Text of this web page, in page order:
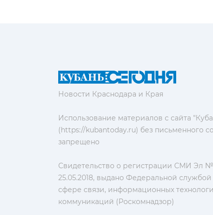
Новости Краснодара и Края
Использование материалов с сайта
(https://kubantoday.ru) без письменного
запрещено
Свидетельство о регистрации СМИ Эл №
25.05.2018, выдано Федеральной службой
сфере связи, информационных
коммуникаций (Роскомнадзор)